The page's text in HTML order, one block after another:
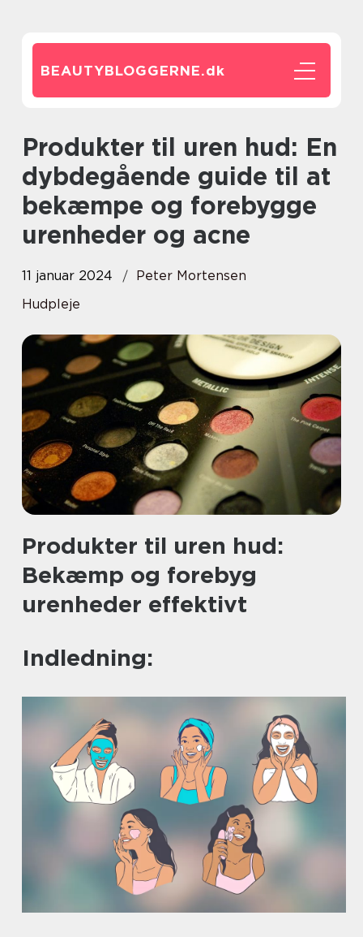
BEAUTYBLOGGERNE.dk
Produkter til uren hud: En
dybdegående guide til at
bekæmpe og forebygge
urenheder og acne
11 januar 2024
Peter Mortensen
Hudpleje
Produkter til uren hud:
Bekæmp og forebyg
urenheder effektivt
Indledning: